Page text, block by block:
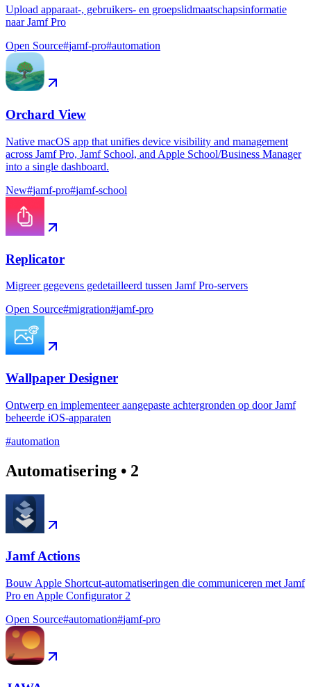
Upload apparaat-, gebruikers- en groepslidmaatschapsinformatie
naar Jamf Pro
Open Source#jamf-pro#automation
Orchard View
Native macOS app that unifies device visibility and management
across Jamf Pro, Jamf School, and Apple School/Business Manager
into a single dashboard.
New#jamf-pro#jamf-school
Replicator
Migreer gegevens gedetailleerd tussen Jamf Pro-servers
Open Source#migration#jamf-pro
Wallpaper Designer
Ontwerp en implementeer aangepaste achtergronden op door Jamf
beheerde iOS-apparaten
#automation
Automatisering • 2
Jamf Actions
Bouw Apple Shortcut-automatiseringen die communiceren met Jamf
Pro en Apple Configurator 2
Open Source#automation#jamf-pro